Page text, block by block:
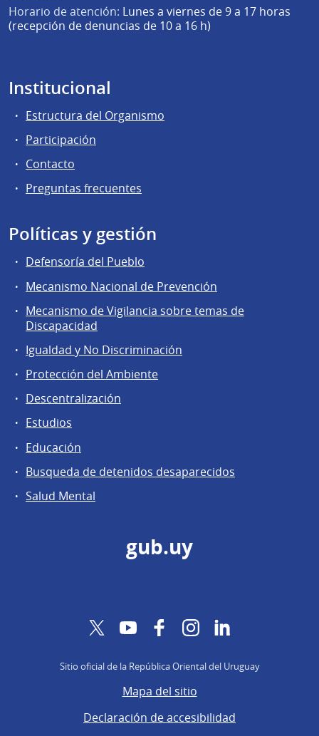
Horario de atención: Lunes a viernes de 9 a 17 horas
(recepción de denuncias de 10 a 16 h)
Institucional
Estructura del Organismo
Participación
Contacto
Preguntas frecuentes
Políticas y gestión
Defensoría del Pueblo
Mecanismo Nacional de Prevención
Mecanismo de Vigilancia sobre temas de
Discapacidad
Igualdad y No Discriminación
Protección del Ambiente
Descentralización
Estudios
Educación
Busqueda de detenidos desaparecidos
Salud Mental
gub.uy
TwitterYouTubeFacebookInstagram
Sitio oficial de la República Oriental del Uruguay
Mapa del sitio
Declaración de accesibilidad